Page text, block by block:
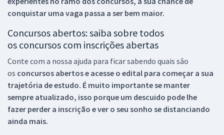
conquistar uma vaga passa a ser bem maior.
Concursos abertos: saiba sobre todos
os concursos com inscrições abertas
Conte com a nossa ajuda para ficar sabendo quais são
os concursos abertos e acesse o edital para começar a sua
trajetória de estudo. É muito importante se manter
sempre atualizado, isso porque um descuido pode lhe
fazer perder a inscrição e ver o seu sonho se distanciando
ainda mais.